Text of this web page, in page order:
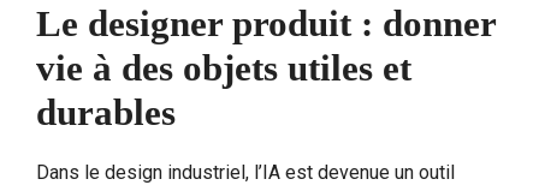
Le designer produit : donner
vie à des objets utiles et
durables
Dans le design industriel, l’IA est devenue un outil